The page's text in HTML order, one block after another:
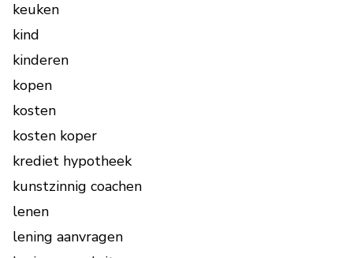
keuken
kind
kinderen
kopen
kosten
kosten koper
krediet hypotheek
kunstzinnig coachen
lenen
lening aanvragen